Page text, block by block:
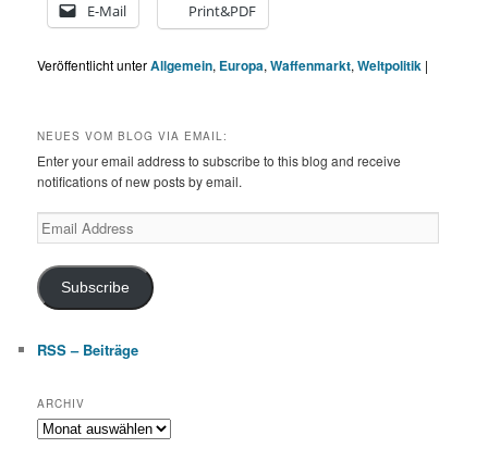
E-Mail Print&PDF
Veröffentlicht unterAllgemein, Europa,Waffenmarkt,Weltpolitik |
NEUES VOM BLOG VIA EMAIL:
Enter your email address to subscribe to this blog and receive
notifications of new posts by email.
Email
Address
Subscribe
RSS – Beiträge
ARCHIV
Archiv